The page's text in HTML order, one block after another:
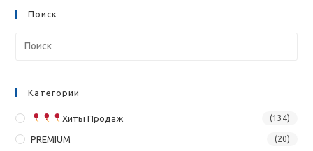
Поиск
Категории
Хиты Продаж (134)
PREMIUM (20)